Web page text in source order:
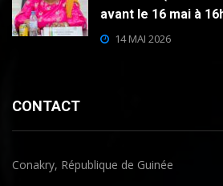
avant le 16 mai à
14 MAI 2026
CONTACT
Conakry, République de Guinée